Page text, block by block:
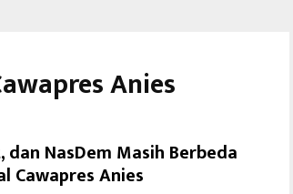
Anies
dan NasDem Masih Berbeda
Cawapres Anies